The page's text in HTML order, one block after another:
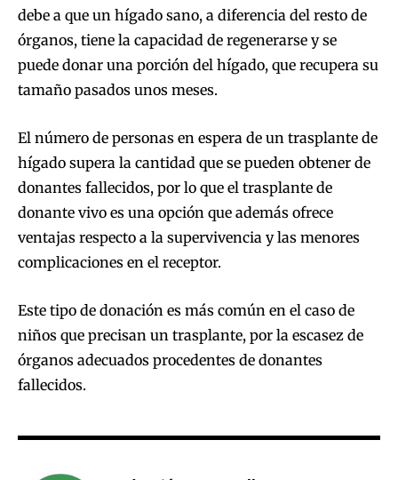
debe a que un hígado sano, a diferencia del resto de
órganos, tiene la capacidad de regenerarse y se
puede donar una porción del hígado, que recupera su
tamaño pasados unos meses.
El número de personas en espera de un trasplante de
hígado supera la cantidad que se pueden obtener de
donantes fallecidos, por lo que el trasplante de
donante vivo es una opción que además ofrece
ventajas respecto a la supervivencia y las menores
complicaciones en el receptor.
Este tipo de donación es más común en el caso de
niños que precisan un trasplante, por la escasez de
órganos adecuados procedentes de donantes
fallecidos.